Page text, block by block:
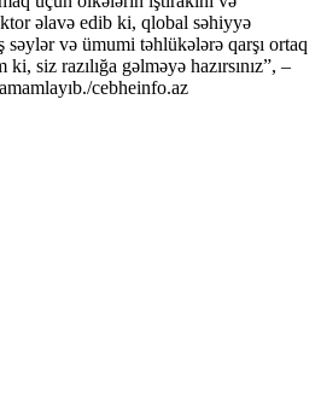
əlavə edib ki, qlobal səhiyyə
və ümumi təhlükələrə qarşı ortaq
siz razılığa gəlməyə hazırsınız”, –
cebheinfo.az